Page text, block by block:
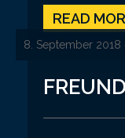
8. September 2018
READ